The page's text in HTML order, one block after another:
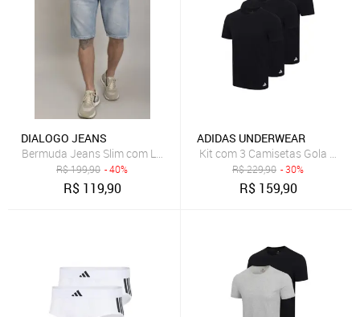
DIALOGO JEANS
Bermuda Jeans Slim com Lavagem Clara Dialogo Jeans
R$199,90 - 40%
R$ 119,90
ADIDAS UNDERWEAR
Kit com 3 Camisetas Gola
R$229,90 - 30%
R$ 159,90